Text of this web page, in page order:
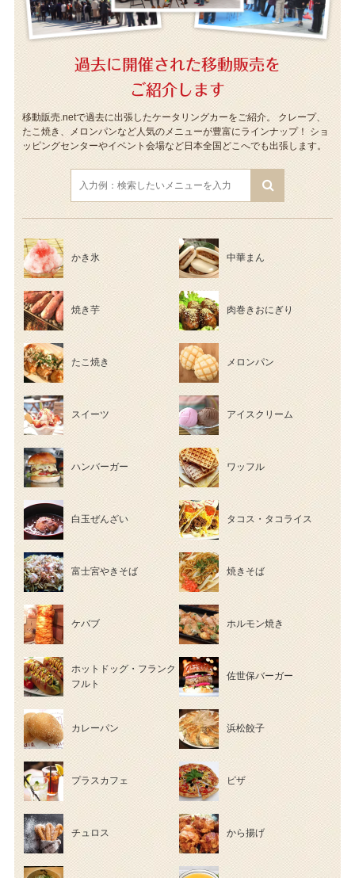
過去に開催された移動販売を
ご紹介します
移動販売.netで過去に出張したケータリングカーをご紹介。
クレープ、
たこ焼き、メロンパンなど人気のメニューが豊富にラインナップ！ ショ
ッピングセンターやイベント会場など日本全国どこへでも出張します。
かき氷 中華まん
焼き芋 肉巻きおにぎり
たこ焼き メロンパン
スイーツ アイスクリーム
ハンバーガー ワッフル
白玉ぜんざい タコス・タコライス
富士宮やきそば 焼きそば
ケバブ ホルモン焼き
ホットドッグ・フランク
フルト
佐世保バーガー
カレーパン 浜松餃子
プラスカフェ ピザ
チュロス から揚げ